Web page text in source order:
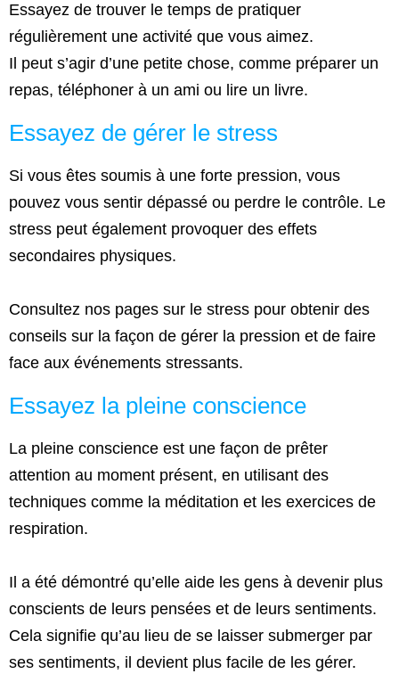
Essayez de trouver le temps de pratiquer
régulièrement une activité que vous aimez.
Il peut s’agir d’une petite chose, comme préparer un
repas, téléphoner à un ami ou lire un livre.
Essayez de gérer le stress
Si vous êtes soumis à une forte pression, vous
pouvez vous sentir dépassé ou perdre le contrôle. Le
stress peut également provoquer des effets
secondaires physiques.
Consultez nos pages sur le stress pour obtenir des
conseils sur la façon de gérer la pression et de faire
face aux événements stressants.
Essayez la pleine conscience
La pleine conscience est une façon de prêter
attention au moment présent, en utilisant des
techniques comme la méditation et les exercices de
respiration.
Il a été démontré qu’elle aide les gens à devenir plus
conscients de leurs pensées et de leurs sentiments.
Cela signifie qu’au lieu de se laisser submerger par
ses sentiments, il devient plus facile de les gérer.